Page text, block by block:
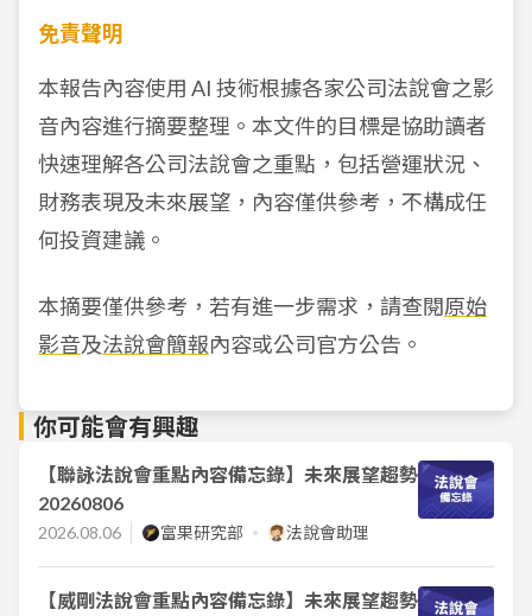
免責聲明
本報告內容使用 AI 技術根據各家公司法說會之影
音內容進行摘要整理。本文件的目標是協助讀者
快速理解各公司法說會之重點，包括營運狀況、
財務表現及未來展望，內容僅供參考，不構成任
何投資建議。
本摘要僅供參考，若有進一步需求，請查閱原始
影音及法說會簡報內容或公司官方公告。
你可能會有興趣
【聯詠法說會重點內容備忘錄】未來展望趨勢
20260806
2026.08.06 富果研究部 法說會助理
【威剛法說會重點內容備忘錄】未來展望趨勢